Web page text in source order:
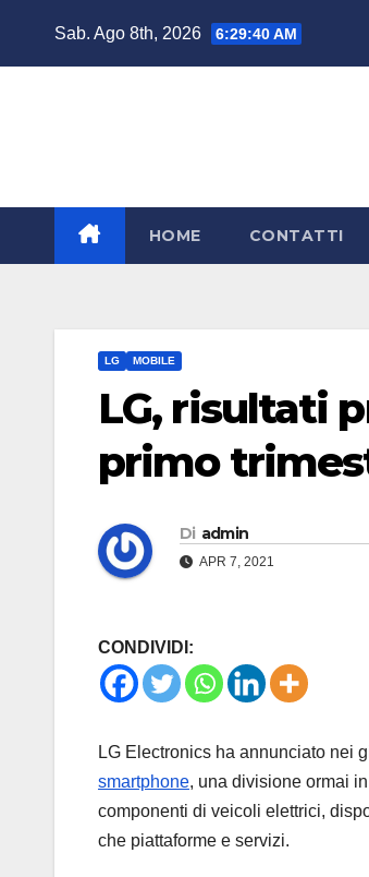
Sab. Ago 8th, 2026 6:29:42 AM
HOME CONTATTI
LG MOBILE
LG, risultati
primo
Di admin
APR 7, 2021
CONDIVIDI:
LG Electronics ha annunciato nei
smartphone, una divisione ormai
componenti di veicoli elettrici,
che piattaforme e servizi.